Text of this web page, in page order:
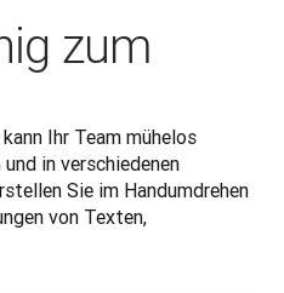
zum
Ihr Team mühelos
in verschiedenen
Sie im Handumdrehen
von Texten,